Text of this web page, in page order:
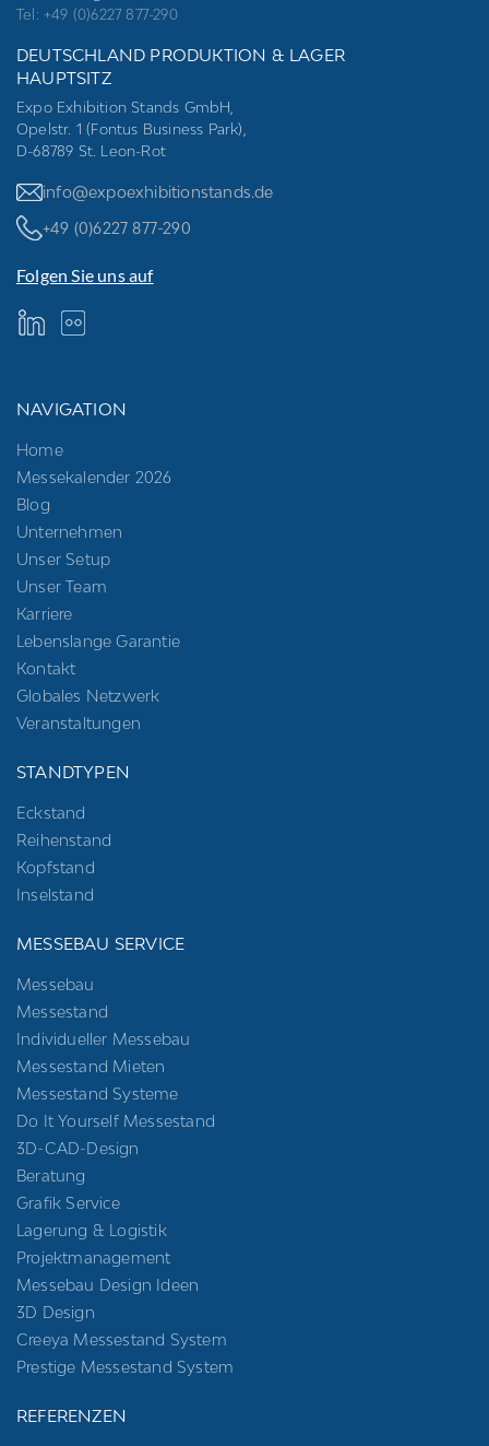
Tel: +49 (0)6227 877-290
DEUTSCHLAND PRODUKTION & LAGER
HAUPTSITZ
Expo Exhibition Stands GmbH,
Opelstr. 1 (Fontus Business Park),
D-68789 St. Leon-Rot
info@expoexhibitionstands.de
+49 (0)6227 877-290
Folgen Sie uns auf
NAVIGATION
Home
Messekalender 2026
Blog
Unternehmen
Unser Setup
Unser Team
Karriere
Lebenslange Garantie
Kontakt
Globales Netzwerk
Veranstaltungen
STANDTYPEN
Eckstand
Reihenstand
Kopfstand
Inselstand
MESSEBAU SERVICE
Messebau
Messestand
Individueller Messebau
Messestand Mieten
Messestand Systeme
Do It Yourself Messestand
3D-CAD-Design
Beratung
Grafik Service
Lagerung & Logistik
Projektmanagement
Messebau Design Ideen
3D Design
Creeya Messestand System
Prestige Messestand System
REFERENZEN